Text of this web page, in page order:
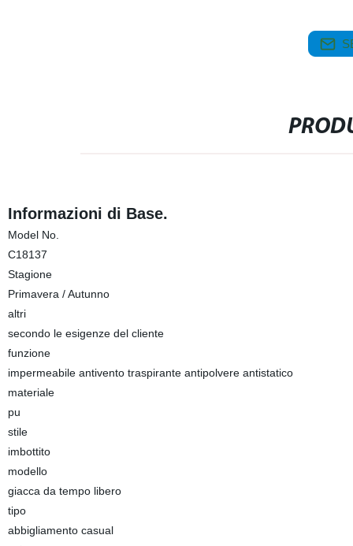
Informazioni di Base.
Model No.
C18137
Stagione
Primavera / Autunno
altri
secondo le esigenze del cliente
funzione
impermeabile antivento traspirante antipolvere antistatico
materiale
pu
stile
imbottito
modello
giacca da tempo libero
tipo
abbigliamento casual